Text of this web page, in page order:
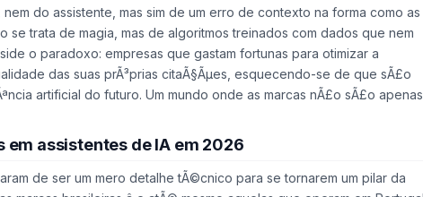
do assistente, mas sim de um erro de contexto na forma como as
se trata de magia, mas de algoritmos treinados com dados que nem
o paradoxo: empresas que gastam fortunas para otimizar a
das suas prÃ³prias citaÃ§Ãµes, esquecendo-se de que sÃ£o
artificial do futuro. Um mundo onde as marcas nÃ£o sÃ£o apenas
assistentes de IA em 2026
de ser um mero detalhe tÃ©cnico para se tornarem um pilar da